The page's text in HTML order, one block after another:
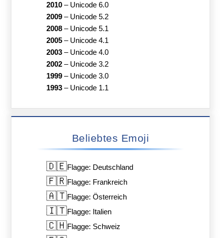
2010– Unicode 6.0
2009– Unicode 5.2
2008– Unicode 5.1
2005– Unicode 4.1
2003– Unicode 4.0
2002– Unicode 3.2
1999– Unicode 3.0
1993– Unicode 1.1
Beliebtes Emoji
🇩🇪Flagge: Deutschland
🇫🇷Flagge: Frankreich
🇦🇹Flagge: Österreich
🇮🇹Flagge: Italien
🇨🇭Flagge: Schweiz